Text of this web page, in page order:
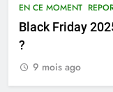
EN CE MOMENT
Black Friday
?
9 mois ago